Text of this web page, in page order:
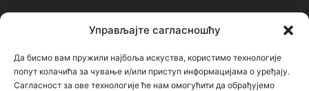
Управљајте сагласношћу
Да бисмо вам пружили најбоља искуства, користимо технологије
попут колачића за чување и/или приступ информацијама о уређају.
Сагласност за ове технологије ће нам омогућити да обрађујемо
Контакт
Ђорђе Бојанић, проф. историје – главни уредник
Седиште: Србија, 18000, Ниш